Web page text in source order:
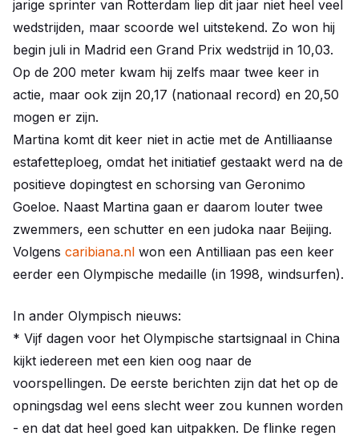
jarige sprinter van Rotterdam liep dit jaar niet heel veel
wedstrijden, maar scoorde wel uitstekend. Zo won hij
begin juli in Madrid een Grand Prix wedstrijd in 10,03.
Op de 200 meter kwam hij zelfs maar twee keer in
actie, maar ook zijn 20,17 (nationaal record) en 20,50
mogen er zijn.
Martina komt dit keer niet in actie met de Antilliaanse
estafetteploeg, omdat het initiatief gestaakt werd na de
positieve dopingtest en schorsing van Geronimo
Goeloe. Naast Martina gaan er daarom louter twee
zwemmers, een schutter en een judoka naar Beijing.
Volgens caribiana.nl won een Antilliaan pas een keer
eerder een Olympische medaille (in 1998, windsurfen).
In ander Olympisch nieuws:
* Vijf dagen voor het Olympische startsignaal in China
kijkt iedereen met een kien oog naar de
voorspellingen. De eerste berichten zijn dat het op de
opningsdag wel eens slecht weer zou kunnen worden
- en dat dat heel goed kan uitpakken. De flinke regen